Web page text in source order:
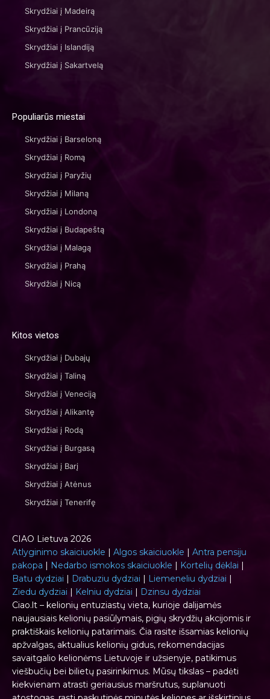
Skrydžiai į Madeirą
Skrydžiai į Prancūziją
Skrydžiai į Islandiją
Skrydžiai į Sakartvelą
Populiarūs miestai
Skrydžiai į Barseloną
Skrydžiai į Romą
Skrydžiai į Paryžių
Skrydžiai į Milaną
Skrydžiai į Londoną
Skrydžiai į Budapeštą
Skrydžiai į Malagą
Skrydžiai į Prahą
Skrydžiai į Nicą
Kitos vietos
Skrydžiai į Dubajų
Skrydžiai į Taliną
Skrydžiai į Veneciją
Skrydžiai į Alikantę
Skrydžiai į Rodą
Skrydžiai į Burgasą
Skrydžiai į Barį
Skrydžiai į Atėnus
Skrydžiai į Tenerifę
CIAO Lietuva 2026
Atlyginimo skaiciuokle | Algos skaiciuokle | Antra pensiju
pakopa | Nedarbo ismokos skaiciuokle | Kortelių dėklai |
Batu dydziai | Drabuziu dydziai | Liemeneliu dydziai |
Ziedu dydziai | Kelniu dydziai | Dzinsu dydziai
Ciao.lt – kelionių entuziastų vieta, kurioje dalijamės
naujausiais kelionių pasiūlymais, pigių skrydžių akcijomis ir
praktiškais kelionių patarimais. Čia rasite išsamias kelionių
apžvalgas, aktualius kelionių gidus, rekomendacijas
savaitgalio kelionėms Lietuvoje ir užsienyje, patikimus
viešbučių bei bilietų pasirinkimus. Mūsų tikslas – padėti
kiekvienam atrasti geriausius maršrutus, suplanuoti